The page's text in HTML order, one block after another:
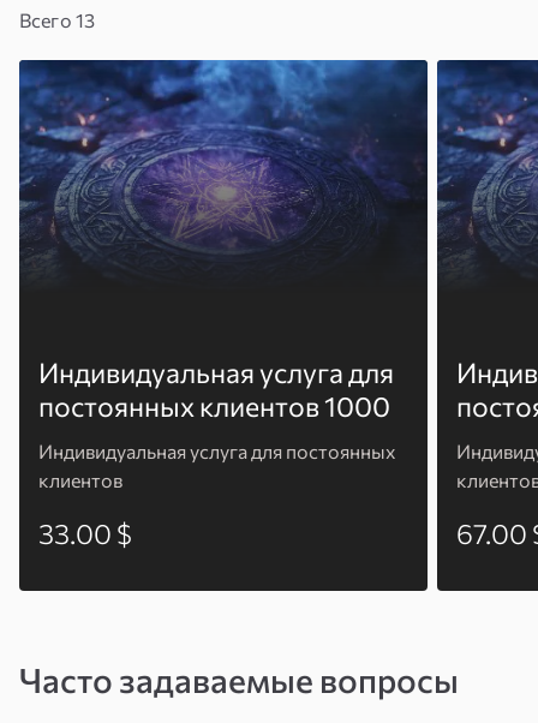
благодарна за это» — Анна, 34 года.
Всего 13
Индивидуальная услуга для
постоянных клиентов 1000
Индивидуальная услуга для постоянных
клиентов
33.00 $ 67.00
Часто задаваемые вопросы